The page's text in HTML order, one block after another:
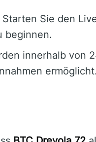
Starten Sie den
beginnen.
innerhalb von
ermöglicht.